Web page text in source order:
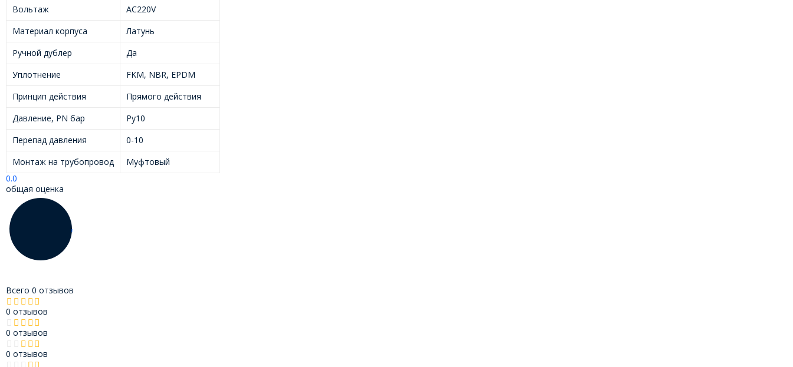
Вольтаж
AC220V
Материал корпуса
Латунь
Ручной дублер
Да
Уплотнение
FKM, NBR, EPDM
Принцип действия
Прямого действия
Давление, PN бар
Ру10
Перепад давления
0-10
Монтаж на трубопровод
Муфтовый
0.0
общая оценка
Всего 0 отзывов
0 отзывов
0 отзывов
0 отзывов